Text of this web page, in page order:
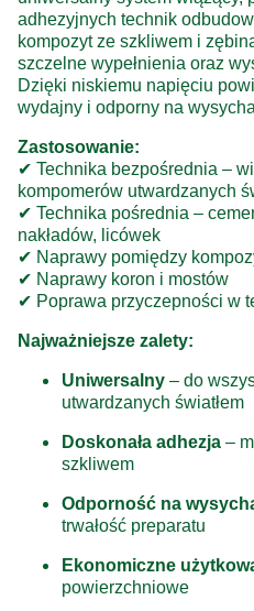
adhezyjnych technik
kompozyt ze szkliwem i
szczelne wypełnienia oraz
Dzięki niskiemu napięciu
wydajny i odporny na
Zastosowanie:
✔ Technika bezpośrednia –
kompomerów utwardzanych
✔ Technika pośrednia –
nakładów, licówek
✔ Naprawy pomiędzy
✔ Naprawy koron i mostów
✔ Poprawa przyczepności w
Najważniejsze zalety:
Uniwersalny – do
utwardzanych światłem
Doskonała adhezja –
szkliwem
Odporność na
trwałość preparatu
Ekonomiczne
powierzchniowe